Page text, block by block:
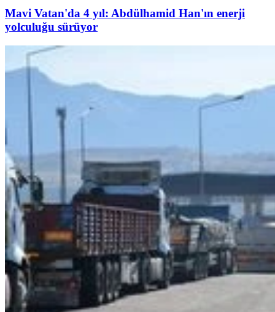
Mavi Vatan'da 4 yıl: Abdülhamid Han'ın enerji
yolculuğu sürüyor